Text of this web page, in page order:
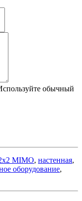
обычный
MIMO, настенная,
оборудование,